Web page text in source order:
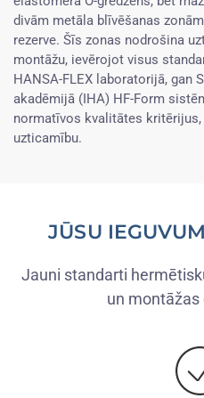
divām metāla blīvēšanas
rezerve. Šīs zonas nodrošina
montāžu, ievērojot visus
HANSA-FLEX laboratorijā, gan
akadēmijā (IHA) HF-Form
normatīvos kvalitātes
uzticamību.
JŪSU
Jauni standarti
un montāžas